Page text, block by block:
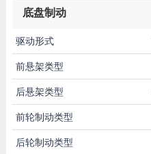
底盘制动
驱动形式
前悬架类型
后悬架类型
前轮制动类型
后轮制动类型